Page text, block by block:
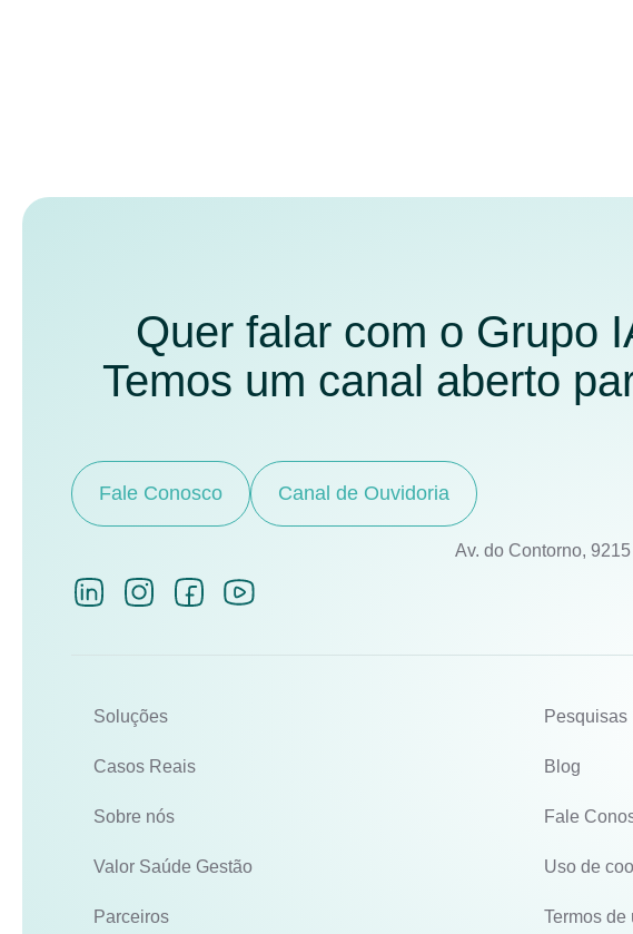
Quer falar com o Grupo
Temos um canal aberto
Fale Conosco Canal de Ouvidoria
Av. do Contorno,
Soluções
Casos Reais
Sobre nós
Valor Saúde Gestão
Parceiros
Pesquisas
Blog
Fale
Uso de
Termos de